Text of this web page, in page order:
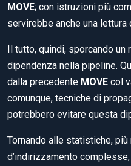
MOVE; con istruzioni più
servirebbe anche una lettura
Il tutto, quindi, sporcando un
dipendenza nella pipeline.
dalla precedente MOVE col
comunque, tecniche di
potrebbero evitare questa
Tornando alle statistiche,
d’indirizzamento